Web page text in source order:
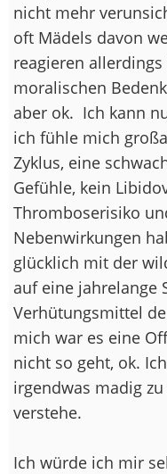
nicht mehr
oft Mädels davon
reagieren
moralischen
aber ok. Ich kann
ich fühle mich
Zyklus, eine
Gefühle, kein
Thromboserisiko
Nebenwirkungen
glücklich mit der
auf eine jahrelange
Verhütungsmittel
mich war es eine
nicht so geht, ok.
irgendwas madig
verstehe.
Ich würde ich mir